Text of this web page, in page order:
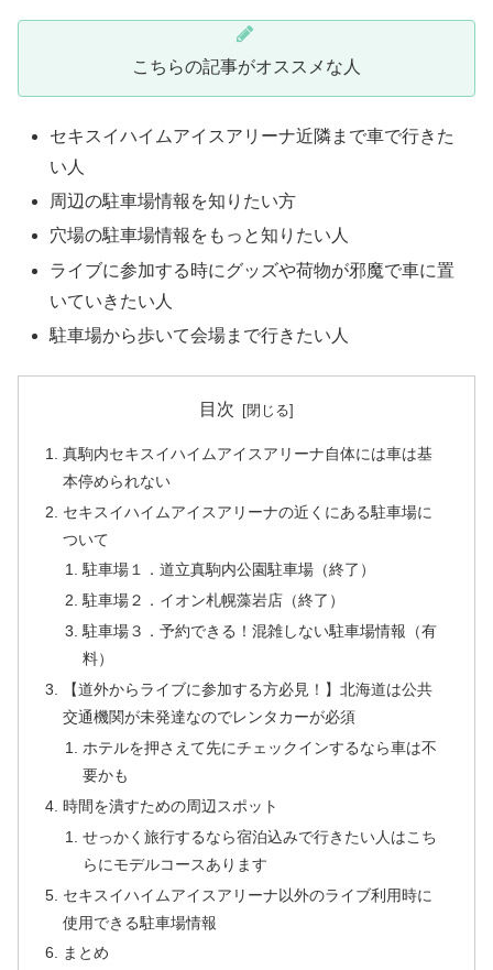
こちらの記事がオススメな人
セキスイハイムアイスアリーナ近隣まで車で行きた
い人
周辺の駐車場情報を知りたい方
穴場の駐車場情報をもっと知りたい人
ライブに参加する時にグッズや荷物が邪魔で車に置
いていきたい人
駐車場から歩いて会場まで行きたい人
目次
真駒内セキスイハイムアイスアリーナ自体には車は基
本停められない
セキスイハイムアイスアリーナの近くにある駐車場に
ついて
駐車場１．道立真駒内公園駐車場（終了）
駐車場２．イオン札幌藻岩店（終了）
駐車場３．予約できる！混雑しない駐車場情報（有
料）
【道外からライブに参加する方必見！】北海道は公共
交通機関が未発達なのでレンタカーが必須
ホテルを押さえて先にチェックインするなら車は不
要かも
時間を潰すための周辺スポット
せっかく旅行するなら宿泊込みで行きたい人はこち
らにモデルコースあります
セキスイハイムアイスアリーナ以外のライブ利用時に
使用できる駐車場情報
まとめ